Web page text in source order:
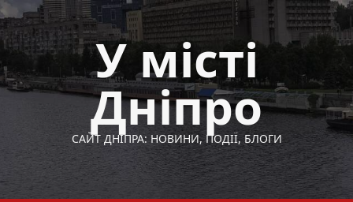
Перейти
до
вмісту
У місті
Дніпро
САЙТ ДНІПРА: НОВИНИ, ПОДІЇ, БЛОГИ